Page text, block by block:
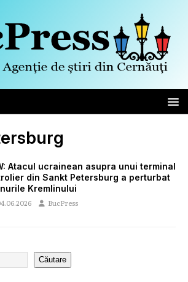
Atacul ucrainean asupra unui terminal
din Sankt Petersburg a perturbat
Kremlinului
BucPress
Căutare